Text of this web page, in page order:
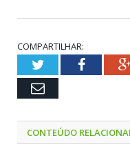
COMPARTILHAR:
Twitter
Email
CONTEÚDO